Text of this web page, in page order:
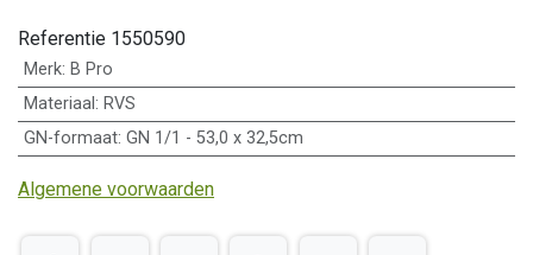
Referentie 1550590
Merk: B Pro
Materiaal : RVS
GN-formaat: GN 1/1 - 53,0 x 32,5cm
Algemene voorwaarden